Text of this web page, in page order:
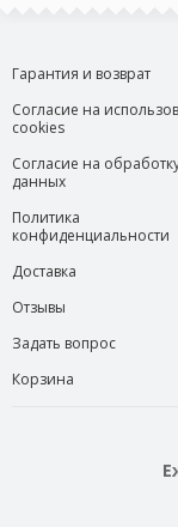
Гарантия и возврат
Согласие на
cookies
Согласие на
данных
Политика
конфиденциальности
Доставка
Отзывы
Задать вопрос
Корзина